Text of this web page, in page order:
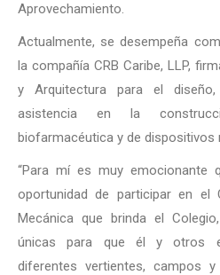
Aprovechamiento.
Actualmente, se desempeña
la compañía CRB Caribe, LLP,
y Arquitectura para el
asistencia en la
biofarmacéutica y de dispositivos
“Para mí es muy emocionante
oportunidad de participar en el
Mecánica que brinda el
únicas para que él y otros
diferentes vertientes, campos